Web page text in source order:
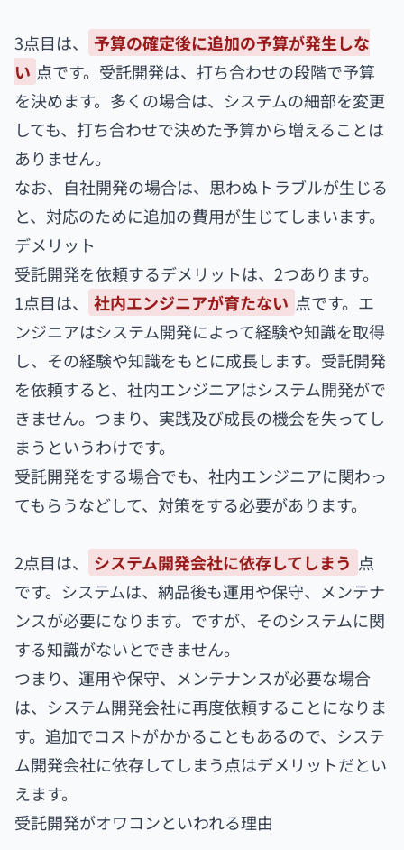
3点目は、
予算の確定後に追加の予算が発生しな
い 点です。受託開発は、打ち合わせの段階で予算
を決めます。多くの場合は、システムの細部を変更
しても、打ち合わせで決めた予算から増えることは
ありません。
なお、自社開発の場合は、思わぬトラブルが生じる
と、対応のために追加の費用が生じてしまいます。
デメリット
受託開発を依頼するデメリットは、2つあります。
1点目は、
社内エンジニアが育たない 点です。エ
ンジニアはシステム開発によって経験や知識を取得
し、その経験や知識をもとに成長します。受託開発
を依頼すると、社内エンジニアはシステム開発がで
きません。つまり、実践及び成長の機会を失ってし
まうというわけです。
受託開発をする場合でも、社内エンジニアに関わっ
てもらうなどして、対策をする必要があります。
2点目は、 システム開発会社に依存してしまう 点
です。システムは、納品後も運用や保守、メンテナ
ンスが必要になります。ですが、そのシステムに関
する知識がないとできません。
つまり、運用や保守、メンテナンスが必要な場合
は、システム開発会社に再度依頼することになりま
す。追加でコストがかかることもあるので、システ
ム開発会社に依存してしまう点はデメリットだとい
えます。
受託開発がオワコンといわれる理由